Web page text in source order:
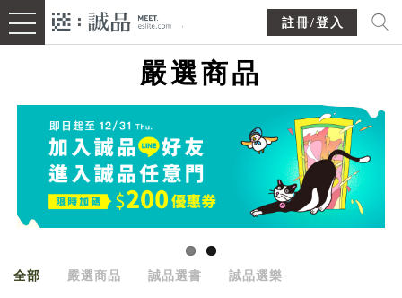
註冊/登入
嚴選商品
全部 嚴選商品 誠品選書 誠品選樂